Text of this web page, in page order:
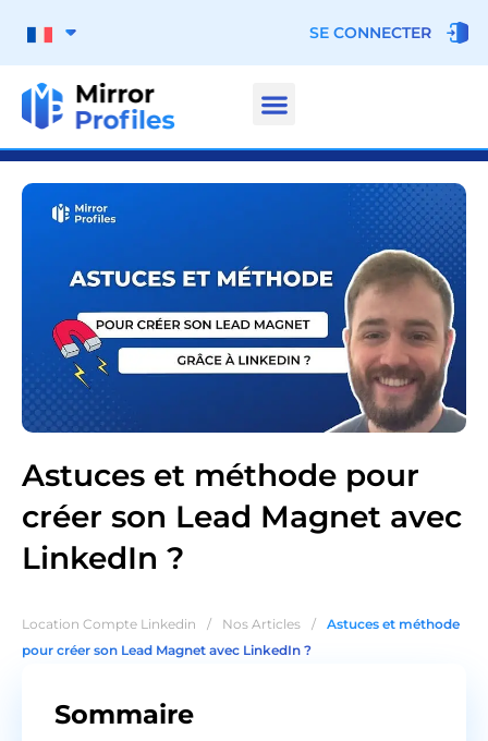
SE CONNECTER
Astuces et méthode pour
créer son Lead Magnet avec
LinkedIn ?
Location Compte Linkedin / Nos Articles /
Astuces et méthode
pour créer son Lead Magnet avec LinkedIn ?
Sommaire